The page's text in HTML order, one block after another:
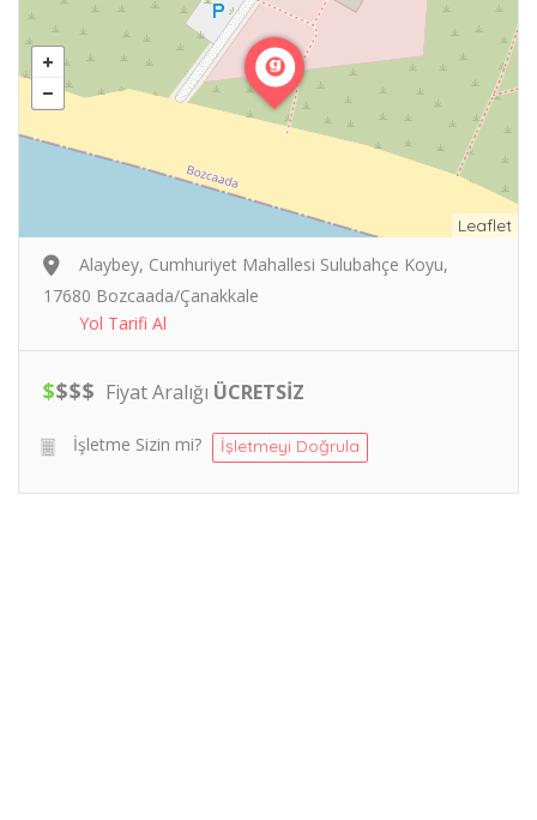
Leaflet
Alaybey, Cumhuriyet Mahallesi Sulubahçe Koyu,
17680 Bozcaada/Çanakkale
Yol Tarifi Al
$$$$ Fiyat Aralığı ÜCRETSİZ
İşletme Sizin mi? İşletmeyi Doğrula